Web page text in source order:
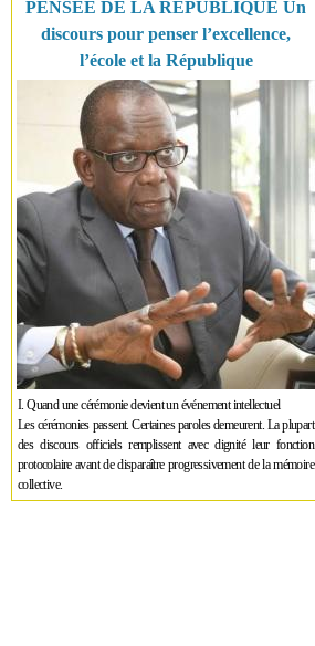
PENSÉE DE LA RÉPUBLIQUE Un
discours pour penser l’excellence,
l’école et la République
I. Quand une cérémonie devient un événement intellectuel
Les cérémonies passent. Certaines paroles demeurent. La plupart
des discours officiels remplissent avec dignité leur fonction
protocolaire avant de disparaître progressivement de la mémoire
collective.